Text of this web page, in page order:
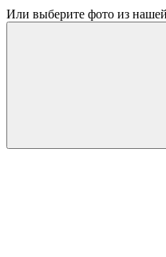
Или выберите фото из